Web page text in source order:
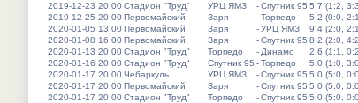
2019-12-23 20:00Стадион "Труд" УРЦ ЯМЗ -Спутник 95 5:7 (1:2,
2019-12-25 20:00Первомайский Заря -Торпедо
5:2 (0:0,
2020-01-05 13:00Первомайский Заря -УРЦ ЯМЗ
9:4 (2:0,
2020-01-08 16:00Первомайский Заря -Спутник 95 8:2 (2:0,
2020-01-13 20:00Стадион "Труд" Торпедо - Динамо
2:6 (1:1,
2020-01-16 20:00Стадион "Труд" Спутник 95 -Торпедо
5:0 (1:0,
2020-01-17 20:00Чебаркуль УРЦ ЯМЗ -Спутник 95 5:0 (5:0,
2020-01-17 20:00Первомайский Заря -Спутник 95 5:0 (5:0,
2020-01-17 20:00Стадион "Труд" Торпедо -Спутник 95 5:0 (5:0,